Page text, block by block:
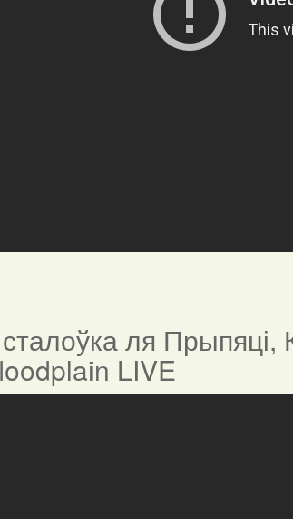
ля Прыпяці,
LIVE